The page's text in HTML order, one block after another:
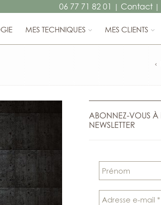
06 77 71 82 01 | Contact |
MES TECHNIQUES MES CLIENTS
ABONNEZ-VOUS À
NEWSLETTER